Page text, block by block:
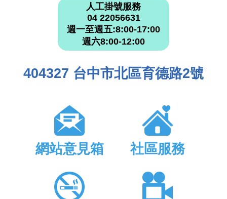
人工掛號服務
04 22056631
週一至週五:8:00-17:00
週六8:00-12:00
404327 台中市北區育德路2號
網站意見箱 社區服務